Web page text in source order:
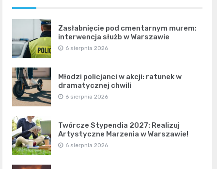
Zasłabnięcie pod cmentarnym murem:
interwencja służb w Warszawie
6 sierpnia 2026
Młodzi policjanci w akcji: ratunek w
dramatycznej chwili
6 sierpnia 2026
Twórcze Stypendia 2027: Realizuj
Artystyczne Marzenia w Warszawie!
6 sierpnia 2026